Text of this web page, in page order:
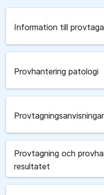
Information till
Provhantering patologi
Provtagningsanvisningar
Provtagning och
resultatet